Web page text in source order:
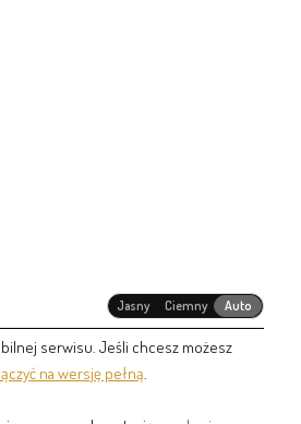
Jasny Ciemny Auto
serwisu. Jeśli chcesz możesz
na wersję pełną